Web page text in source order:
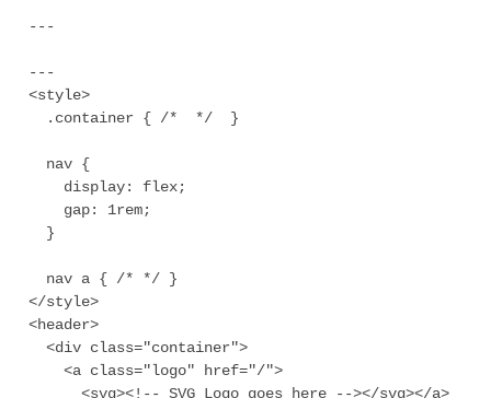
---
---
<style>
  .container { /*  */  }
  nav {
    display: flex;
    gap: 1rem;
  }
  nav a { /* */ }
</style>
<header>
  <div class="container">
    <a class="logo" href="/">
      <svg><!-- SVG Logo goes here --></svg></a>